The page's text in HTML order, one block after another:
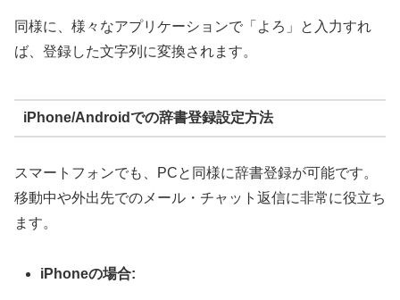
同様に、様々なアプリケーションで「よろ」と入力すれ
ば、登録した文字列に変換されます。
iPhone/Androidでの辞書登録設定方法
スマートフォンでも、PCと同様に辞書登録が可能です。
移動中や外出先でのメール・チャット返信に非常に役立ち
ます。
iPhoneの場合: